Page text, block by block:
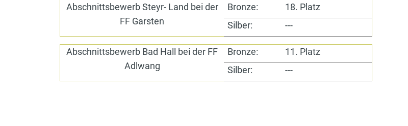
Abschnittsbewerb Steyr- Land bei der
FF Garsten
Bronze:
18. Platz
Silber:
---
Abschnittsbewerb Bad Hall bei der FF
Adlwang
Bronze:
11. Platz
Silber:
---